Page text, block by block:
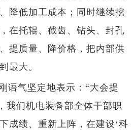
降低加工成本；同时继续挖
在托辊、截齿、钻头、封孔
提质量、降价格，把内部供
最大。
语气坚定地表示：“大会提
我们机电装备部全体干部职
成绩、重新上阵，在建设‘科